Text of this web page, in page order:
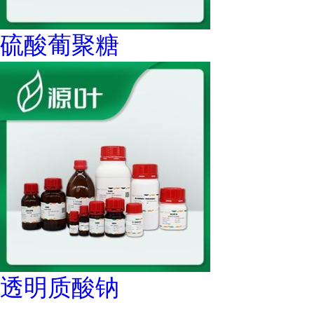
硫酸葡聚糖
透明质酸钠